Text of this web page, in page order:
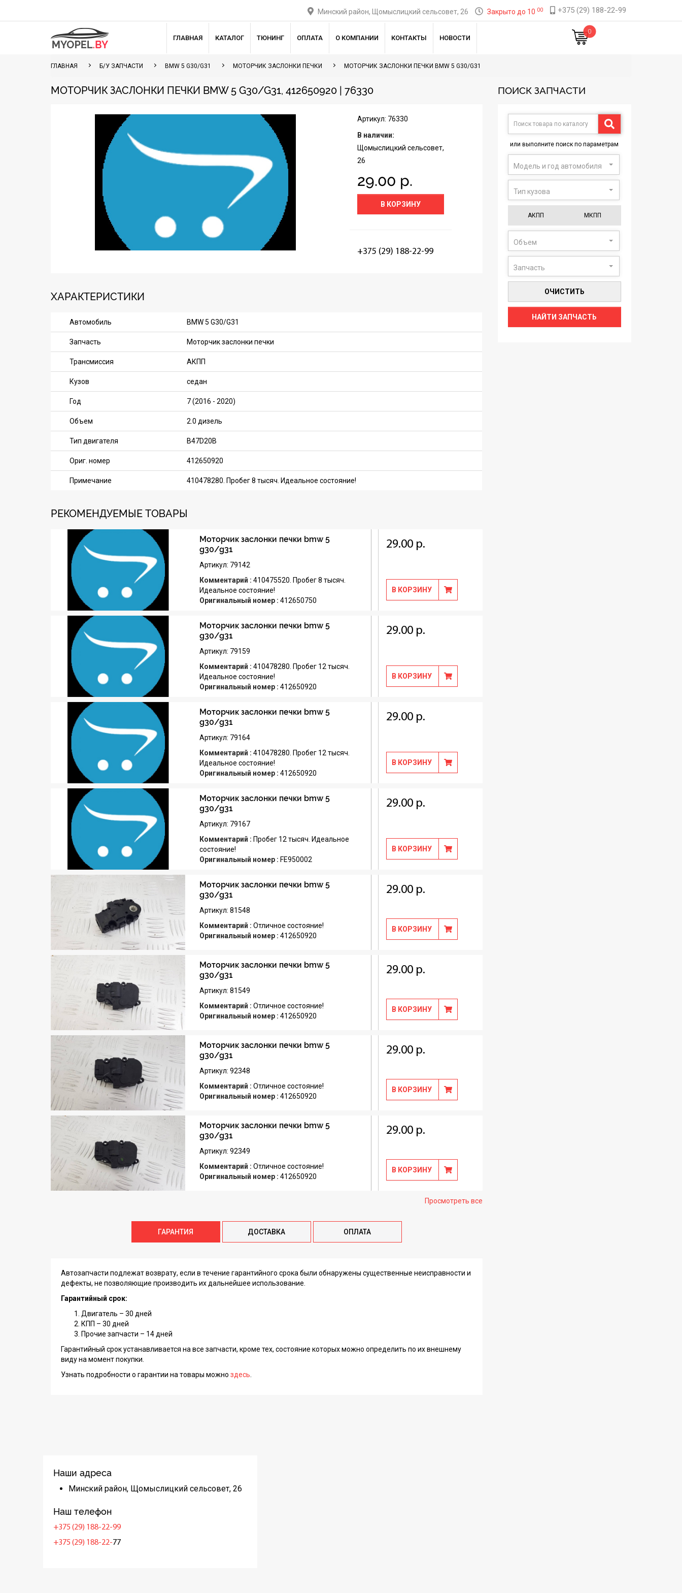
Минский район, Щомыслицкий сельсовет, 26 Закрыто до 10 00 +375 (29) 188-22-99
ГЛАВНАЯ КАТАЛОГ ТЮНИНГ ОПЛАТА О КОМПАНИИ КОНТАКТЫ НОВОСТИ
0
ГЛАВНАЯ Б/У ЗАПЧАСТИ BMW 5 G30/G31 МОТОРЧИК ЗАСЛОНКИ ПЕЧКИ МОТОРЧИК ЗАСЛОНКИ ПЕЧКИ BMW 5 G30/G31
МОТОРЧИК ЗАСЛОНКИ ПЕЧКИ BMW 5 G30/G31, 412650920 | 76330
Артикул: 76330
В наличии:
Щомыслицкий сельсовет,
26
29.00 р.
В КОРЗИНУ
+375 (29) 188-22-99
ХАРАКТЕРИСТИКИ
Автомобиль BMW 5 G30/G31
Запчасть Моторчик заслонки печки
Трансмиссия АКПП
Кузов седан
Год 7 (2016 - 2020)
Объем 2.0 дизель
Тип двигателя B47D20B
Ориг. номер 412650920
Примечание 410478280. Пробег 8 тысяч. Идеальное состояние!
РЕКОМЕНДУЕМЫЕ ТОВАРЫ
Моторчик заслонки печки bmw 5
g30/g31
Артикул: 79142
Комментарий : 410475520. Пробег 8 тысяч.
Идеальное состояние!
Оригинальный номер : 412650750
29.00 р.
В КОРЗИНУ
Моторчик заслонки печки bmw 5
g30/g31
Артикул: 79159
Комментарий : 410478280. Пробег 12 тысяч.
Идеальное состояние!
Оригинальный номер : 412650920
29.00 р.
В КОРЗИНУ
Моторчик заслонки печки bmw 5
g30/g31
Артикул: 79164
Комментарий : 410478280. Пробег 12 тысяч.
Идеальное состояние!
Оригинальный номер : 412650920
29.00 р.
В КОРЗИНУ
Моторчик заслонки печки bmw 5
g30/g31
Артикул: 79167
Комментарий : Пробег 12 тысяч. Идеальное
состояние!
Оригинальный номер : FE950002
29.00 р.
В КОРЗИНУ
Моторчик заслонки печки bmw 5
g30/g31
Артикул: 81548
Комментарий : Отличное состояние!
Оригинальный номер : 412650920
29.00 р.
В КОРЗИНУ
Моторчик заслонки печки bmw 5
g30/g31
Артикул: 81549
Комментарий : Отличное состояние!
Оригинальный номер : 412650920
29.00 р.
В КОРЗИНУ
Моторчик заслонки печки bmw 5
g30/g31
Артикул: 92348
Комментарий : Отличное состояние!
Оригинальный номер : 412650920
29.00 р.
В КОРЗИНУ
Моторчик заслонки печки bmw 5
g30/g31
Артикул: 92349
Комментарий : Отличное состояние!
Оригинальный номер : 412650920
29.00 р.
В КОРЗИНУ
Просмотреть все
ГАРАНТИЯ ДОСТАВКА ОПЛАТА
Автозапчасти подлежат возврату, если в течение гарантийного срока были обнаружены существенные неисправности и
дефекты, не позволяющие производить их дальнейшее использование.
Гарантийный срок:
Двигатель – 30 дней
КПП – 30 дней
Прочие запчасти – 14 дней
Гарантийный срок устанавливается на все запчасти, кроме тех, состояние которых можно определить по их внешнему
виду на момент покупки.
Узнать подробности о гарантии на товары можно здесь
ПОИСК ЗАПЧАСТИ
или выполните поиск по параметрам
Модель и год автомобиля
Тип кузова
АКПП МКПП
Объем
Запчасть
ОЧИСТИТЬ
НАЙТИ ЗАПЧАСТЬ
Наши адреса
Минский район, Щомыслицкий сельсовет, 26
Наш телефон
+375 (29) 188-22-99
+375 (29) 188-22-77